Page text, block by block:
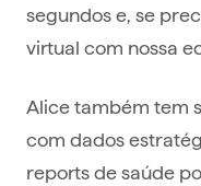
segundos e, se
virtual com nossa
Alice também tem
com dados
reports de saúde